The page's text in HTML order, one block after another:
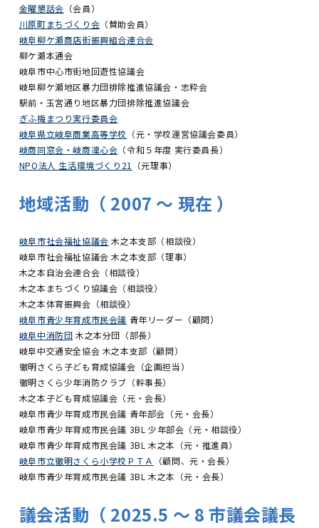
金曜懇話会 （会員）
川原町まちづくり会 （賛助会員）
岐阜柳ケ瀬商店街振興組合連合会
柳ケ瀬本通会
岐阜市中心市街地回遊性協議会
岐阜柳ケ瀬地区暴力団排除推進協議会・志粋会
駅前・玉宮通り地区暴力団排除推進協議会
ぎふ梅まつり実行委員会
岐阜県立岐阜商業高等学校 （元・学校運営協議会委員）
岐商同窓会・岐商凜心会 （令和５年度 実行委員長）
NPO法人 生活環境づくり21
（元理事）
地域活動（ 2007 〜 現在 ）
岐阜市社会福祉協議会 木之本支部（相談役）
岐阜市社会福祉協議会 木之本支部（理事）
木之本自治会連合会（相談役）
木之本まちづくり協議会（相談役）
木之本体育振興会（相談役）
岐阜市青少年育成市民会議 青年リーダー（顧問）
岐阜中消防団 木之本分団（部長）
岐阜中交通安全協会 木之本支部（顧問）
徹明さくら子ども育成協議会（企画担当）
徹明さくら少年消防クラブ（幹事長）
木之本子ども育成協議会（元・会長）
岐阜市青少年育成市民会議 青年部会（元・会長）
岐阜市青少年育成市民会議 3BL 少年部会（元・相談役）
岐阜市青少年育成市民会議 3BL 木之本（元・推進員）
岐阜市立徹明さくら小学校ＰＴＡ
（顧問、元・会長）
岐阜市青少年育成市民会議 3BL 木之本（元・会長）
議会活動（ 2025.5 〜 8 市議会議長